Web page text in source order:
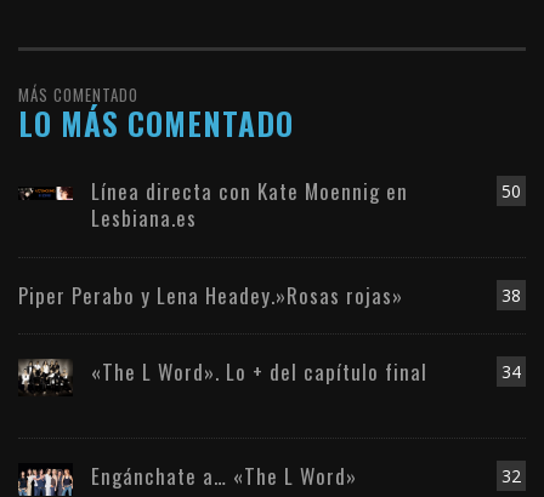
MÁS COMENTADO
LO MÁS COMENTADO
50
Línea directa con Kate Moennig en
Lesbiana.es
38
Piper Perabo y Lena Headey.»Rosas rojas»
34
«The L Word». Lo + del capítulo final
32
Engánchate a… «The L Word»